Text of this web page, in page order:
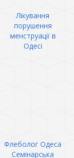
Лікування
порушення
менструації в
Одесі
Флеболог Одеса
Семінарська